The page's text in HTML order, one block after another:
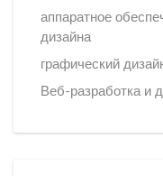
аппаратное
дизайна
графический
Веб-разработка и